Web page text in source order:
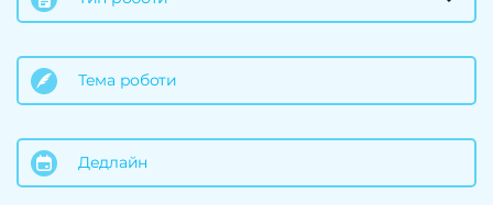
Тема роботи
Дедлайн